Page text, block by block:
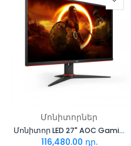
Մոնիտորներ
Մոնիտոր LED 27" AOC Gaming Q27G2E/BK
116,480.00 դր.